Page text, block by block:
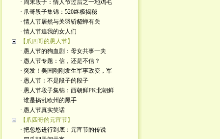
· 周末段子：情人节过后之一地鸡毛
· 爪哥段子集锦：520终极揭秘
· 情人节居然与关羽斩貂蝉有关
· 情人节追我的女人们
【爪四哥的愚人节】
· 愚人节的狗血剧：母女共事一夫
· 愚人节专题：信，还是不信？
· 突发！美国刚刚发生军事政变，军
· 愚人节：不是段子的段子
· 愚人节段子集锦：西朝鲜PK北朝鲜
· 谁是搞乱欧州的黑手
· 愚人节真实笑话
【爪四哥的元宵节】
· 把忽悠进行到底：元宵节的传说